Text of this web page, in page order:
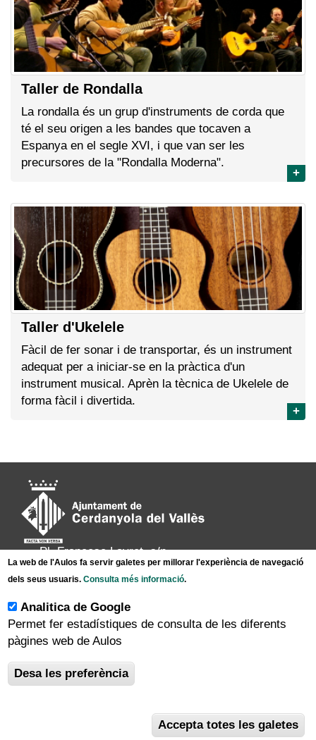
Taller de Rondalla
La rondalla és un grup d'instruments de corda que
té el seu origen a les bandes que tocaven a
Espanya en el segle XVI, i que van ser les
precursores de la "Rondalla Moderna".
+
Taller d'Ukelele
Fàcil de fer sonar i de transportar, és un instrument
adequat per a iniciar-se en la pràctica d'un
instrument musical. Aprèn la tècnica de Ukelele de
forma fàcil i divertida.
+
Pl. Francesc Layret, s/n
08290 Cerdanyola del Vallès,
Tel. 935 80 88 88
Inici | Avís legal | Protecció de dades |
Mapa del lloc | Accessibilitat
La web de l'Aulos fa servir galetes per millorar l'experiència de navegació
dels seus usuaris.Consulta més informació.
Analitica de Google
Permet fer estadístiques de consulta de les diferents
pàgines web de Aulos
Desa les preferència
Accepta totes les galetes